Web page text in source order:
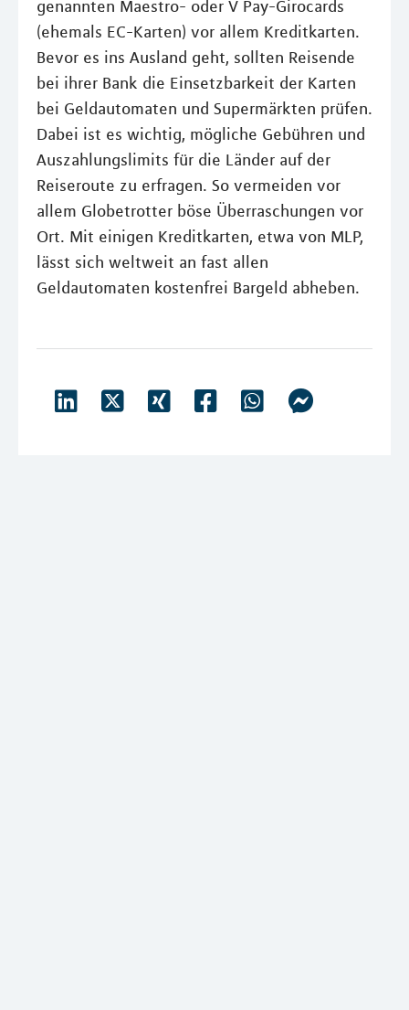
genannten Maestro- oder V Pay-Girocards
(ehemals EC-Karten) vor allem Kreditkarten.
Bevor es ins Ausland geht, sollten Reisende
bei ihrer Bank die Einsetzbarkeit der Karten
bei Geldautomaten und Supermärkten prüfen.
Dabei ist es wichtig, mögliche Gebühren und
Auszahlungslimits für die Länder auf der
Reiseroute zu erfragen. So vermeiden vor
allem Globetrotter böse Überraschungen vor
Ort. Mit einigen Kreditkarten, etwa von MLP,
lässt sich weltweit an fast allen
Geldautomaten kostenfrei Bargeld abheben.